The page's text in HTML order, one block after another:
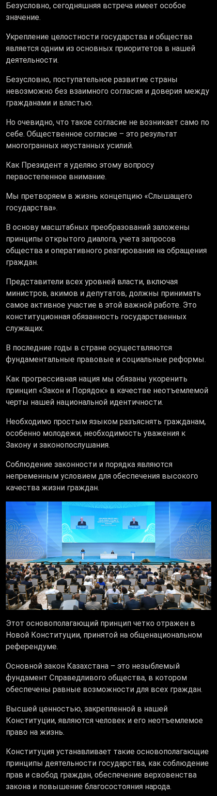
Безусловно, сегодняшняя встреча имеет особое
значение.
Укрепление целостности государства и общества
является одним из основных приоритетов в нашей
деятельности.
Безусловно, поступательное развитие страны
невозможно без взаимного согласия и доверия между
гражданами и властью.
Но очевидно, что такое согласие не возникает само по
себе. Общественное согласие – это результат
многогранных неустанных усилий.
Как Президент я уделяю этому вопросу
первостепенное внимание.
Мы претворяем в жизнь концепцию «Слышащего
государства».
В основу масштабных преобразований заложены
принципы открытого диалога, учета запросов
общества и оперативного реагирования на обращения
граждан.
Представители всех уровней власти, включая
министров, акимов и депутатов, должны принимать
самое активное участие в этой важной работе. Это
конституционная обязанность государственных
служащих.
В последние годы в стране осуществляются
фундаментальные правовые и социальные реформы.
Как прогрессивная нация мы обязаны укоренить
принцип «Закон и Порядок» в качестве неотъемлемой
черты нашей национальной идентичности.
Необходимо простым языком разъяснять гражданам,
особенно молодежи, необходимость уважения к
Закону и законопослушания.
Соблюдение законности и порядка являются
непременным условием для обеспечения высокого
качества жизни граждан.
Этот основополагающий принцип четко отражен в
Новой Конституции, принятой на общенациональном
референдуме.
Основной закон Казахстана – это незыблемый
фундамент Справедливого общества, в котором
обеспечены равные возможности для всех граждан.
Высшей ценностью, закрепленной в нашей
Конституции, являются человек и его неотъемлемое
право на жизнь.
Конституция устанавливает такие основополагающие
принципы деятельности государства, как соблюдение
прав и свобод граждан, обеспечение верховенства
закона и повышение благосостояния народа.